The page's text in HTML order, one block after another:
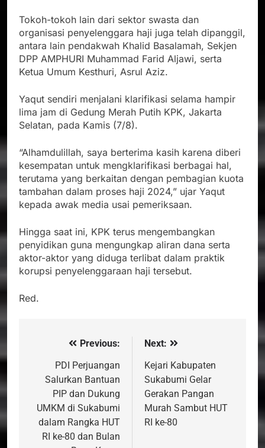
Tokoh-tokoh lain dari sektor swasta dan
organisasi penyelenggara haji juga telah dipanggil,
antara lain pendakwah Khalid Basalamah, Sekjen
DPP AMPHURI Muhammad Farid Aljawi, serta
Ketua Umum Kesthuri, Asrul Aziz.
Yaqut sendiri menjalani klarifikasi selama hampir
lima jam di Gedung Merah Putih KPK, Jakarta
Selatan, pada Kamis (7/8).
“Alhamdulillah, saya berterima kasih karena diberi
kesempatan untuk mengklarifikasi berbagai hal,
terutama yang berkaitan dengan pembagian kuota
tambahan dalam proses haji 2024,” ujar Yaqut
kepada awak media usai pemeriksaan.
Hingga saat ini, KPK terus mengembangkan
penyidikan guna mengungkap aliran dana serta
aktor-aktor yang diduga terlibat dalam praktik
korupsi penyelenggaraan haji tersebut.
Red.
NavigasiPrevious:
PDI Perjuangan
Salurkan Bantuan
PIP dan Dukung
UMKM di Sukabumi
dalam Rangka HUT
RI ke-80 dan Bulan
Next:
Kejari Kabupaten
Sukabumi Gelar
Gerakan Pangan
Murah Sambut HUT
RI ke-80